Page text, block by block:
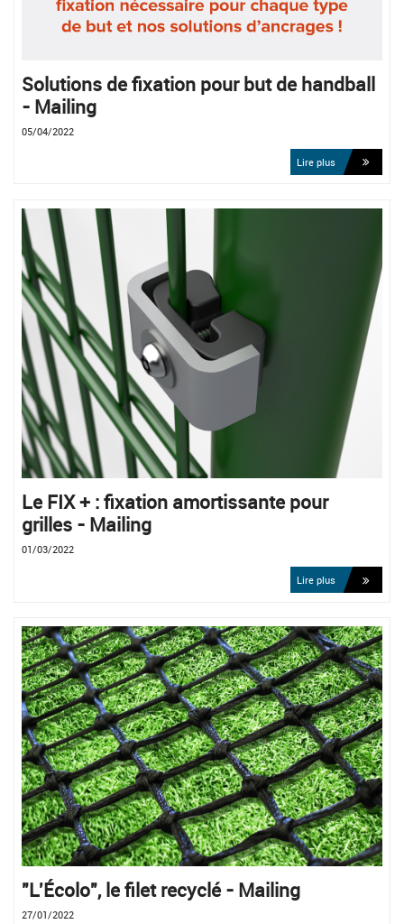
Solutions de fixation pour but de handball
- Mailing
05/04/2022
Lire plus
Le FIX + : fixation amortissante pour
grilles - Mailing
01/03/2022
Lire plus
"L'Écolo", le filet recyclé - Mailing
27/01/2022